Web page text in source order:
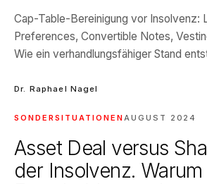
Cap-Table-Bereinigung vor Insolvenz:
Preferences, Convertible Notes,
Wie ein verhandlungsfähiger Stand
Dr. Raphael Nagel
SONDERSITUATIONENAUGUST 2024
Asset Deal versus
der Insolvenz.